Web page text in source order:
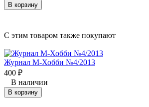
В корзину
C этим товаром также покупают
Журнал М-Хобби №4/2013
400 ₽
В наличии
В корзину